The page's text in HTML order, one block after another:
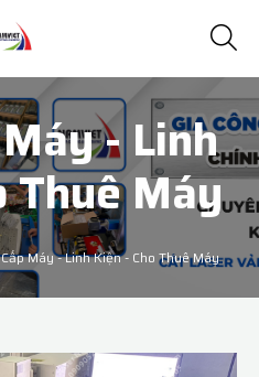
- Linh
Thuê Máy
Máy - Linh Kiện - Cho Thuê Máy